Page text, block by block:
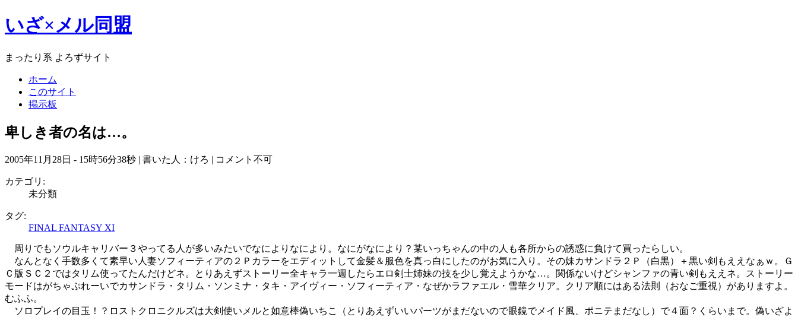
いざ×メル同盟
まったり系 よろずサイト
ホーム
このサイト
掲示板
卑しき者の名は…。
2005年11月28日 - 15時56分38秒 | 書いた人：けろ | コメント不可
カテゴリ:
未分類
タグ:
FINAL FANTASY XI
周りでもソウルキャリバー３やってる人が多いみたいでなによりなにより。なにがなにより？某いっちゃんの中の人も各所からの誘惑に負けて買ったらしい。
なんとなく手数多くて素早い人妻ソフィーティアの２Ｐカラーをエディットして金髪＆服色を真っ白にしたのがお気に入り。その妹カサンドラ２Ｐ（白黒）＋黒い剣もええなぁｗ。Ｇ
Ｃ版ＳＣ２ではタリム使ってたんだけどネ。とりあえずストーリー全キャラ一週したらエロ剣士姉妹の技を少し覚えようかな…。関係ないけどシャンファの青い剣もええネ。ストーリー
モードはがちゃぷれーいでカサンドラ・タリム・ソンミナ・タキ・アイヴィー・ソフィーティア・なぜかラファエル・雪華クリア。クリア順にはある法則（おなご重視）がありますよ。
むふふ。
ソロプレイの目玉！？ロストクロニクルズは大剣使いメルと如意棒偽いちこ（とりあえずいいパーツがまだないので眼鏡でメイド風、ポニテまだなし）で４面？くらいまで。偽いざよ